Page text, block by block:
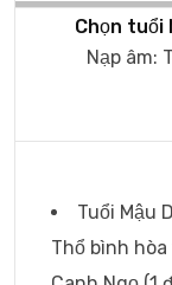
Chọn tuổi
Nạp âm:
Tuổi Mậu
Thổ bình